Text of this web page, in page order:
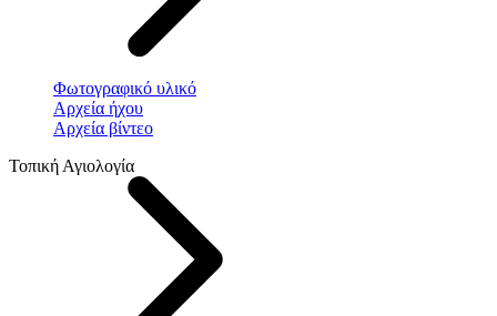
Φωτογραφικό υλικό
Αρχεία ήχου
Αρχεία βίντεο
Τοπική Αγιολογία